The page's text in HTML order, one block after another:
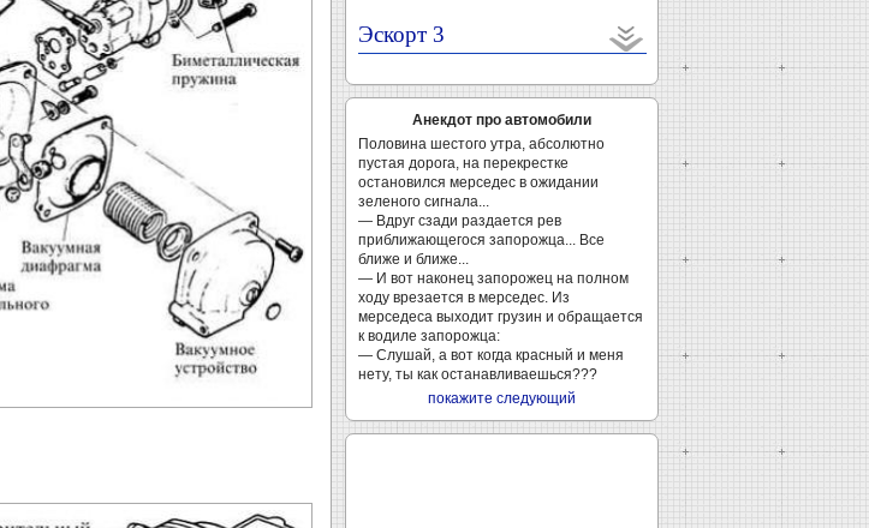
Эскорт 3
Анекдот про автомобили
Половина шестого утра, абсолютно
пустая дорога, на перекрестке
остановился мерседес в ожидании
зеленого сигнала...
— Вдруг сзади раздается рев
приближающегося запорожца... Все
ближе и ближе...
— И вот наконец запорожец на полном
ходу врезается в мерседес. Из
мерседеса выходит грузин и обращается
к водиле запорожца:
— Слушай, а вот когда красный и меня
нету, ты как останавливаешься???
покажите следующий